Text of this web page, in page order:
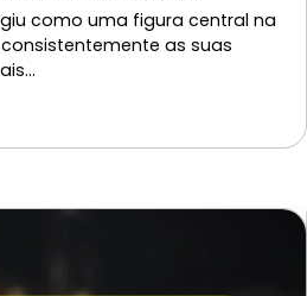
como uma figura central na
as suas